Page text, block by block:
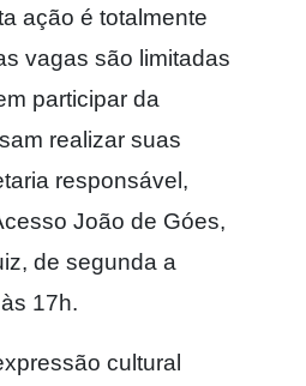
ação é totalmente
vagas são limitadas
participar da
realizar suas
responsável,
João de Góes,
de segunda a
17h.
cultural